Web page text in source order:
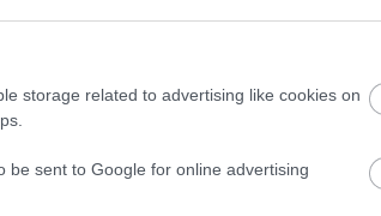
storage related to advertising like cookies on
be sent to Google for online advertising